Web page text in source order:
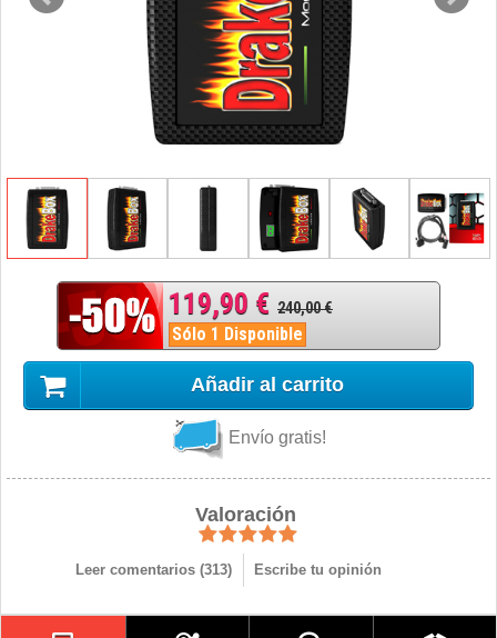
119,90 € 240,00 €
Sólo 1 Disponible
Añadir al carrito
Envío gratis!
Valoración
Leer comentarios (313) Escribe tu opinión